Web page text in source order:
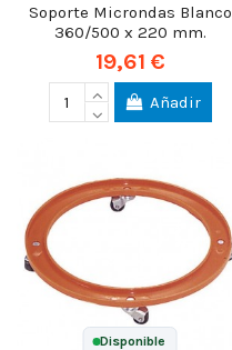
Soporte Microndas Blanco
360/500 x 220 mm.
19,61 €
Añadir
Disponible